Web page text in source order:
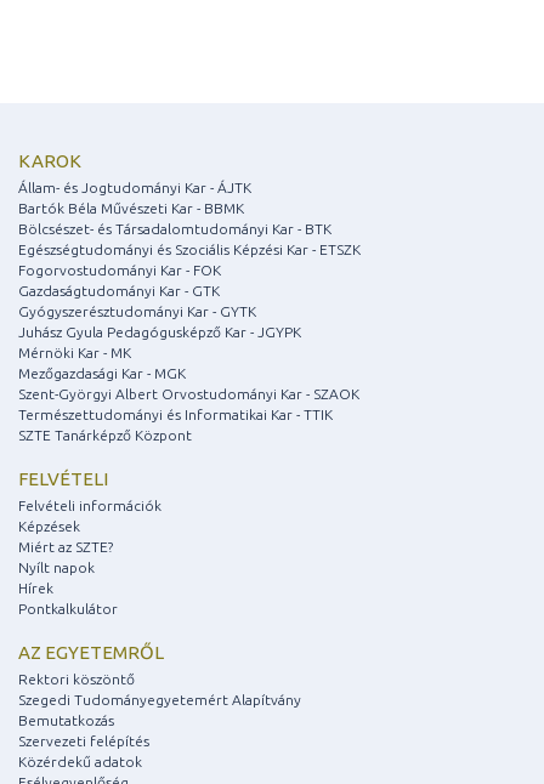
KAROK
Állam- és Jogtudományi Kar - ÁJTK
Bartók Béla Művészeti Kar - BBMK
Bölcsészet- és Társadalomtudományi Kar - BTK
Egészségtudományi és Szociális Képzési Kar - ETSZK
Fogorvostudományi Kar - FOK
Gazdaságtudományi Kar - GTK
Gyógyszerésztudományi Kar - GYTK
Juhász Gyula Pedagógusképző Kar - JGYPK
Mérnöki Kar - MK
Mezőgazdasági Kar - MGK
Szent-Györgyi Albert Orvostudományi Kar - SZAOK
Természettudományi és Informatikai Kar - TTIK
SZTE Tanárképző Központ
FELVÉTELI
Felvételi információk
Képzések
Miért az SZTE?
Nyílt napok
Hírek
Pontkalkulátor
AZ EGYETEMRŐL
Rektori köszöntő
Szegedi Tudományegyetemért Alapítvány
Bemutatkozás
Szervezeti felépítés
Közérdekű adatok